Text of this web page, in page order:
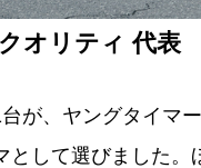
オリティ 代表
が、ヤングタイ
として選びました